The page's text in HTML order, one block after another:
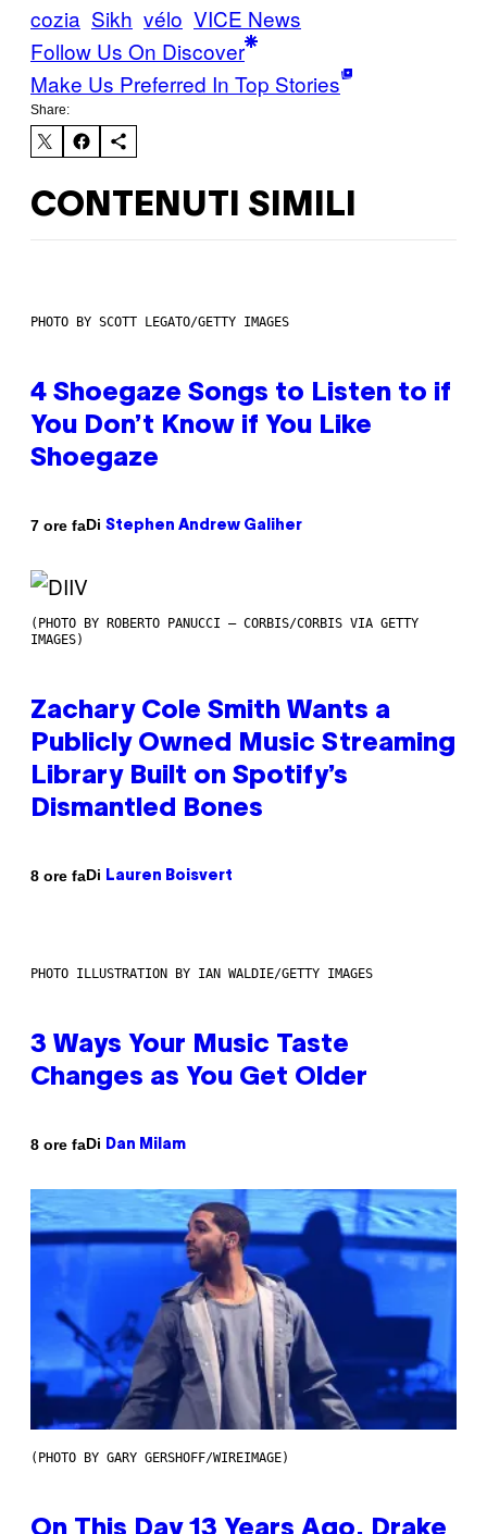
cozia Sikh vélo VICE News
Follow Us On Discover
Make Us Preferred In Top Stories
Share:
CONTENUTI SIMILI
PHOTO BY SCOTT LEGATO/GETTY IMAGES
4 Shoegaze Songs to Listen to if
You Don’t Know if You Like
Shoegaze
7 ore faDi Stephen Andrew Galiher
(PHOTO BY ROBERTO PANUCCI – CORBIS/CORBIS VIA GETTY
IMAGES)
Zachary Cole Smith Wants a
Publicly Owned Music Streaming
Library Built on Spotify’s
Dismantled Bones
8 ore faDi Lauren Boisvert
PHOTO ILLUSTRATION BY IAN WALDIE/GETTY IMAGES
3 Ways Your Music Taste
Changes as You Get Older
8 ore faDi Dan Milam
(PHOTO BY GARY GERSHOFF/WIREIMAGE)